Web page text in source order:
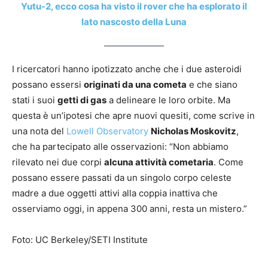
Yutu-2, ecco cosa ha visto il rover che ha esplorato il
lato nascosto della Luna
I ricercatori hanno ipotizzato anche che i due asteroidi
possano essersi originati da una cometa e che siano
stati i suoi getti di gas a delineare le loro orbite. Ma
questa è un’ipotesi che apre nuovi quesiti, come scrive in
una nota del Lowell Observatory Nicholas Moskovitz,
che ha partecipato alle osservazioni: “Non abbiamo
rilevato nei due corpi alcuna attività cometaria. Come
possano essere passati da un singolo corpo celeste
madre a due oggetti attivi alla coppia inattiva che
osserviamo oggi, in appena 300 anni, resta un mistero.”
Foto: UC Berkeley/SETI Institute